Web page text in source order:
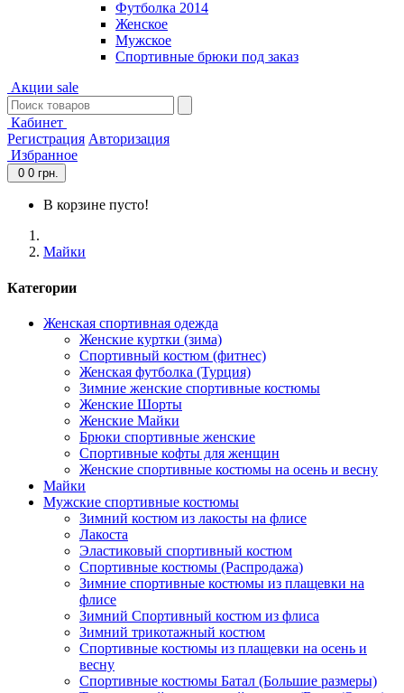
Футболка 2014
Женское
Мужское
Спортивные брюки под заказ
Акции sale
Кабинет
Регистрация Авторизация
Избранное
0 0 грн.
В корзине пусто!
Майки
Категории
Женская спортивная одежда
Женские куртки (зима)
Спортивный костюм (фитнес)
Женская футболка (Турция)
Зимние женские спортивные костюмы
Женские Шорты
Женские Майки
Брюки спортивные женские
Спортивные кофты для женщин
Женские спортивные костюмы на осень и весну
Майки
Мужские спортивные костюмы
Зимний костюм из лакосты на флисе
Лакоста
Эластиковый спортивный костюм
Спортивные костюмы (Распродажа)
Зимние спортивные костюмы из плащевки на
флисе
Зимний Спортивный костюм из флиса
Зимний трикотажный костюм
Спортивные костюмы из плащевки на осень и
весну
Спортивные костюмы Батал (Большие размеры)